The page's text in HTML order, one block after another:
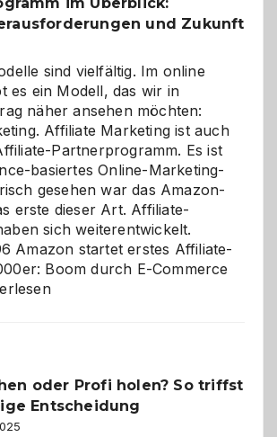
und Zukunft
sind vielfältig. Im online
es ein Modell, das wir in
näher ansehen möchten:
Affiliate Marketing ist auch
Partnerprogramm. Es ist
basiertes Online-Marketing-
gesehen war das Amazon-
erste dieser Art. Affiliate-
sich weiterentwickelt.
Amazon startet erstes Affiliate-
Boom durch E-Commerce
oder Profi holen? So triffst
Entscheidung